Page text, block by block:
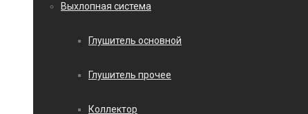
Выхлопная система
Глушитель основной
Глушитель прочее
Коллектор